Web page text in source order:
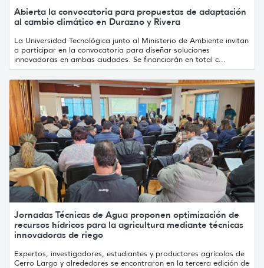
Abierta la convocatoria para propuestas de adaptación
al cambio climático en Durazno y Rivera
La Universidad Tecnológica junto al Ministerio de Ambiente invitan
a participar en la convocatoria para diseñar soluciones
innovadoras en ambas ciudades. Se financiarán en total c...
Jornadas Técnicas de Agua proponen optimización de
recursos hídricos para la agricultura mediante técnicas
innovadoras de riego
Expertos, investigadores, estudiantes y productores agrícolas de
Cerro Largo y alrededores se encontraron en la tercera edición de